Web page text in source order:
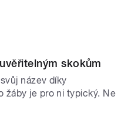
skokům
název díky
žáby je pro ni typický. Ne